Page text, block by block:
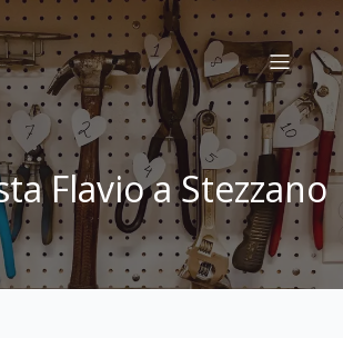
Flavio a Stezzano